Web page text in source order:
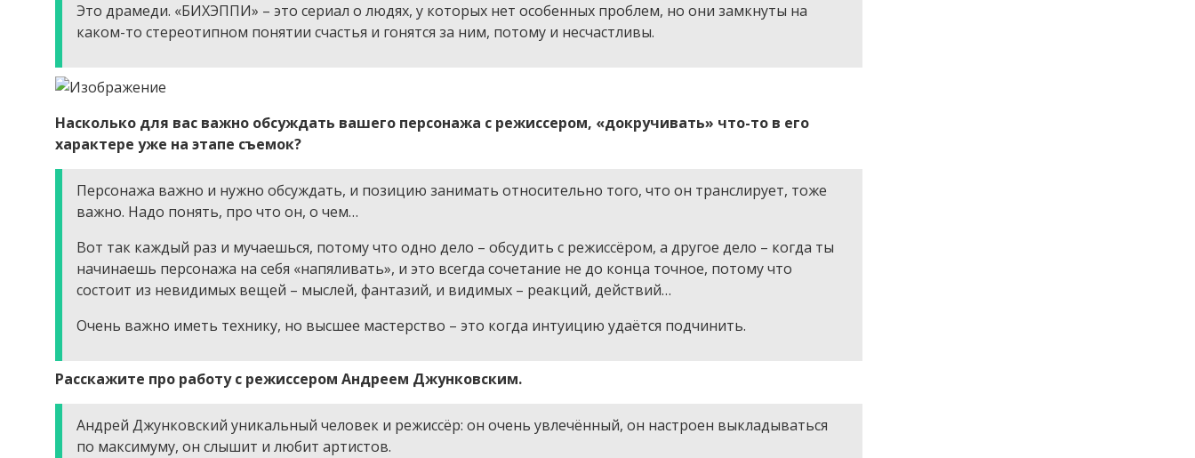
Это драмеди. «БИХЭППИ» – это сериал о людях, у которых нет особенных проблем, но они замкнуты на
каком-то стереотипном понятии счастья и гонятся за ним, потому и несчастливы.
Насколько для вас важно обсуждать вашего персонажа с режиссером, «докручивать» что-то в его
характере уже на этапе съемок?
Персонажа важно и нужно обсуждать, и позицию занимать относительно того, что он транслирует, тоже
важно. Надо понять, про что он, о чем…
Вот так каждый раз и мучаешься, потому что одно дело – обсудить с режиссёром, а другое дело – когда ты
начинаешь персонажа на себя «напяливать», и это всегда сочетание не до конца точное, потому что
состоит из невидимых вещей – мыслей, фантазий, и видимых – реакций, действий…
Очень важно иметь технику, но высшее мастерство – это когда интуицию удаётся подчинить.
Расскажите про работу с режиссером Андреем Джунковским.
Андрей Джунковский уникальный человек и режиссёр: он очень увлечённый, он настроен выкладываться
по максимуму, он слышит и любит артистов.